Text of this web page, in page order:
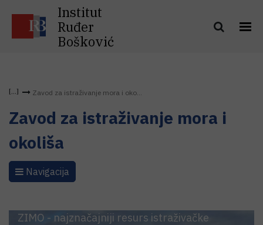
Institut
Ruđer
Bošković
Zavod za istraživanje mora i oko...
Zavod za istraživanje mora i
okoliša
Navigacija
ZIMO - najznačajniji resurs istraživačke